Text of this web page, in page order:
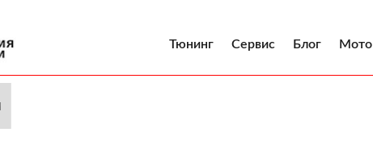
Тюнинг Сервис Блог Мото